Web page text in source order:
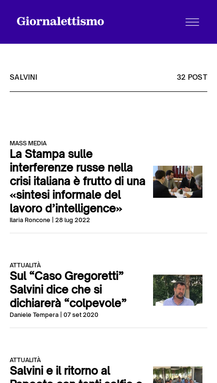
Chi siamo
Contatti
SALVINI 32 POST
MASS MEDIA
La Stampa sulle
interferenze russe nella
crisi italiana è frutto di una
«sintesi informale del
lavoro d’intelligence»
Ilaria Roncone | 28 lug 2022
ATTUALITÀ
Sul “Caso Gregoretti”
Salvini dice che si
dichiarerà “colpevole”
Daniele Tempera | 07 set 2020
ATTUALITÀ
Salvini e il ritorno al